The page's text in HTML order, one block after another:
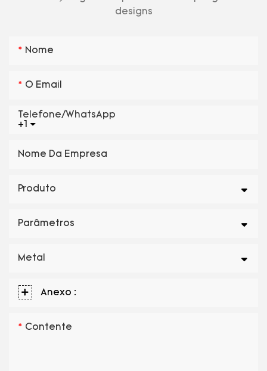
designs
Nome
O Email
+1
Telefone/WhatsApp
Nome Da Empresa
Produto
Parâmetros
Metal
Anexo :
Contente